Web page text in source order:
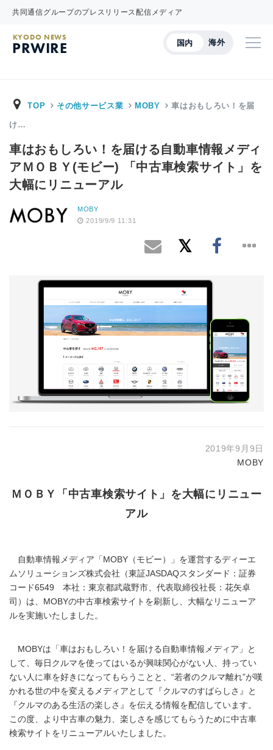
共同通信グループのプレスリリース配信メディア
国内 海外
KYODO NEWS
PRWIRE
TOP その他サービス業 MOBY 車はおもしろい！を届
け…
車はおもしろい！を届ける自動車情報メディ
アＭＯＢＹ(モビー) 「中古車検索サイト」を
大幅にリニューアル
MOBY
2019/9/9 11:31
2019年9月9日
MOBY
ＭＯＢＹ「中古車検索サイト」を大幅にリニュー
アル
自動車情報メディア「MOBY（モビー）」を運営するディーエ
ムソリューションズ株式会社（東証JASDAQスタンダード：証券
コード6549 本社：東京都武蔵野市、代表取締役社長：花矢卓
司）は、MOBYの中古車検索サイトを刷新し、大幅なリニューア
ルを実施いたしました。
MOBYは「車はおもしろい！を届ける自動車情報メディア」と
して、毎日クルマを使ってはいるが興味関心がない人、持ってい
ない人に車を好きになってもらうことと、“若者のクルマ離れ”が嘆
かれる世の中を変えるメディアとして『クルマのすばらしさ』と
『クルマのある生活の楽しさ』を伝える情報を配信しています。
この度、より中古車の魅力、楽しさを感じてもらうために中古車
検索サイトをリニューアルいたしました。